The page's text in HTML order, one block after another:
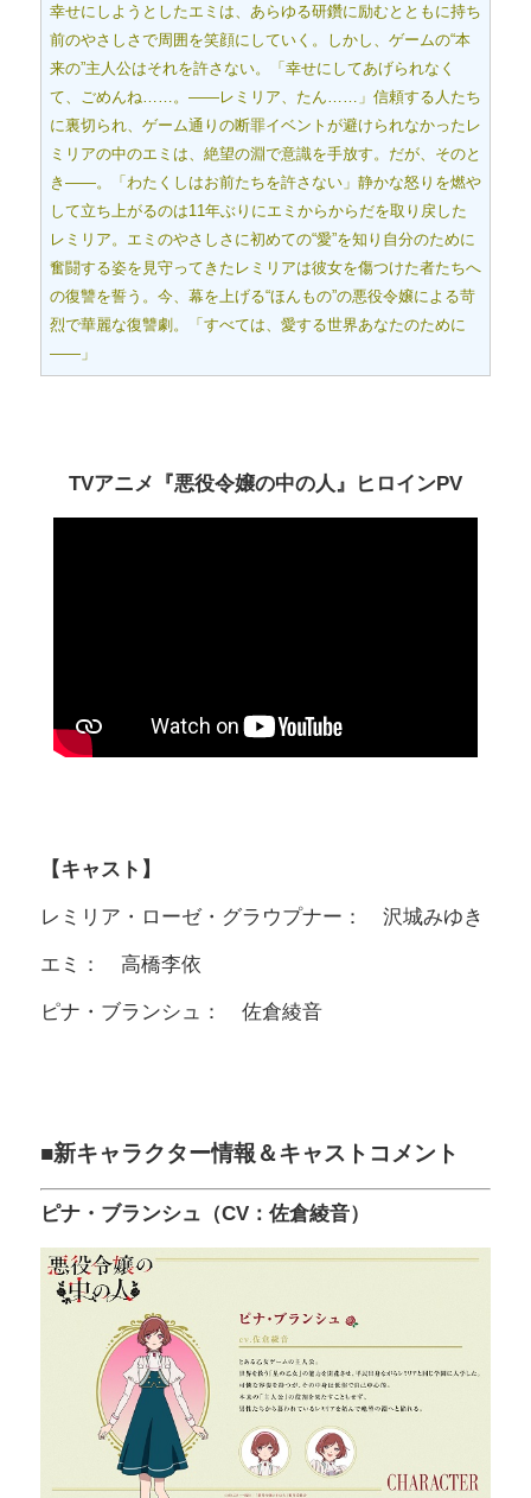
幸せにしようとしたエミは、あらゆる研鑽に励むとともに持ち
前のやさしさで周囲を笑顔にしていく。しかし、ゲームの“本
来の”主人公はそれを許さない。「幸せにしてあげられなく
て、ごめんね……。――レミリア、たん……」信頼する人たち
に裏切られ、ゲーム通りの断罪イベントが避けられなかったレ
ミリアの中のエミは、絶望の淵で意識を手放す。だが、そのと
き――。「わたくしはお前たちを許さない」静かな怒りを燃や
して立ち上がるのは11年ぶりにエミからからだを取り戻した
レミリア。エミのやさしさに初めての“愛”を知り自分のために
奮闘する姿を見守ってきたレミリアは彼女を傷つけた者たちへ
の復讐を誓う。今、幕を上げる“ほんもの”の悪役令嬢による苛
烈で華麗な復讐劇。「すべては、愛する世界あなたのために
――」
TVアニメ『悪役令嬢の中の人』ヒロインPV
【キャスト】
レミリア・ローゼ・グラウプナー： 沢城みゆき
エミ： 高橋李依
ピナ・ブランシュ： 佐倉綾音
■新キャラクター情報＆キャストコメント
ピナ・ブランシュ（CV：佐倉綾音）